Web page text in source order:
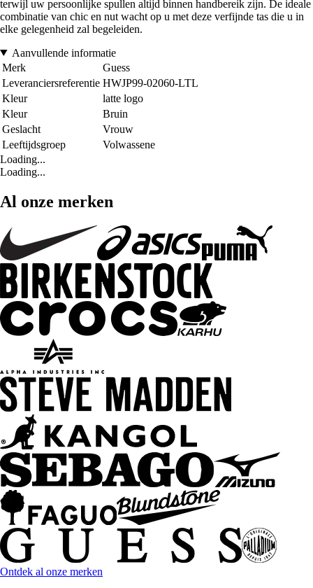
terwijl uw persoonlijke spullen altijd binnen handbereik zijn. De ideale
combinatie van chic en nut wacht op u met deze verfijnde tas die u in
elke gelegenheid zal begeleiden.
Aanvullende informatie
Merk
Guess
Leveranciersreferentie HWJP99-02060-LTL
Kleur
latte logo
Kleur
Bruin
Geslacht
Vrouw
Leeftijdsgroep
Volwassene
Loading...
Loading...
Al onze merken
Ontdek al onze merken